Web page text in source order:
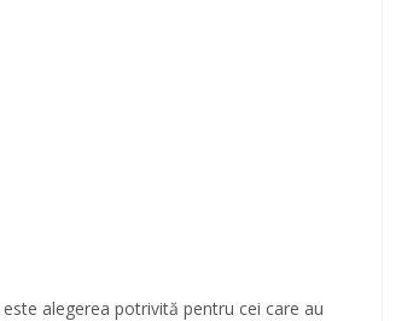
este alegerea potrivită pentru cei care au